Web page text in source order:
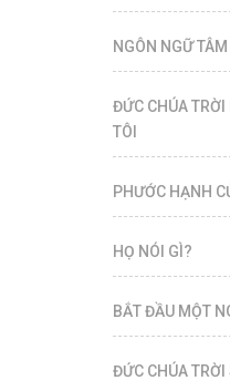
NGÔN NGỮ
ĐỨC CHÚA TRỜI
TÔI
​​​​​​​PHƯỚC HẠNH
HỌ NÓI GÌ?
BẮT ĐẦU MỘT
ĐỨC CHÚA TRỜI